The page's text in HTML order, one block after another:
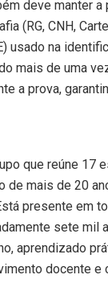
deve manter
(RG, CNH,
usado na
mais de uma
a prova,
que reúne 17
de mais de 20
presente em
sete mil
aprendizado
docente e